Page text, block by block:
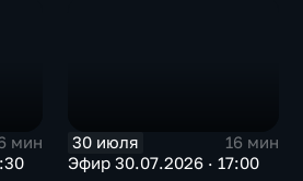
мин
30 июля
16 мин
Эфир 30.07.2026 · 17:00